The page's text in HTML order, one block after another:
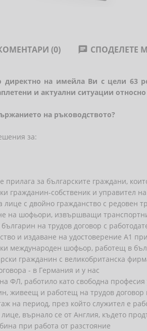
(0)  СПОДЕЛЕТЕ
директно на имейла Ви с цели 63
и актуални ситуации
на ръководството?
за:
прилага за българските граждани,
гражданин-собственик и управител
с двойно гражданство с редовен
на шофьори, извършващи
на трудов договор с
и издаване на удостоверение А1
международен шофьор, работещ в
гражданин с великобританска
- в Германия и у нас
ФЛ, работило като свободна
живеещ и работещ на трудов договор
на период, през който служител е
върнало се от Англия, където
при работа от разстояние